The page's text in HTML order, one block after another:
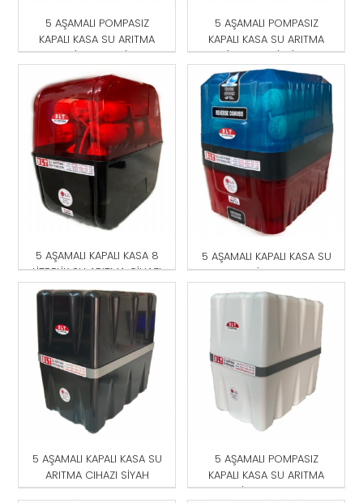
5 AŞAMALI POMPASIZ
KAPALI KASA SU ARITMA
CİHAZI MAVİ
5 AŞAMALI POMPASIZ
KAPALI KASA SU ARITMA
CİHAZI MAVİ-SİYAH
5 AŞAMALI KAPALI KASA 8
LİTRELİK SU ARITMA CİHAZI
5 AŞAMALI KAPALI KASA SU
ARITMA CİHAZI KIRMIZI-
MAVİ
5 AŞAMALI KAPALI KASA SU
ARITMA CIHAZI SİYAH
5 AŞAMALI POMPASIZ
KAPALI KASA SU ARITMA
CİHAZI BEYAZ